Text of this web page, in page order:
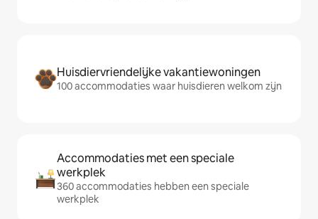
Huisdiervriendelijke vakantiewoningen
100 accommodaties waar huisdieren welkom zijn
Accommodaties met een speciale
werkplek
360 accommodaties hebben een speciale
werkplek